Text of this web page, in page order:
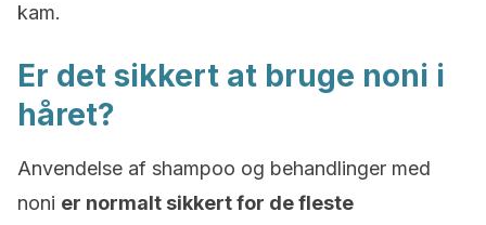
kam.
Er det sikkert at bruge noni i
håret?
Anvendelse af shampoo og behandlinger med
noni er normalt sikkert for de fleste